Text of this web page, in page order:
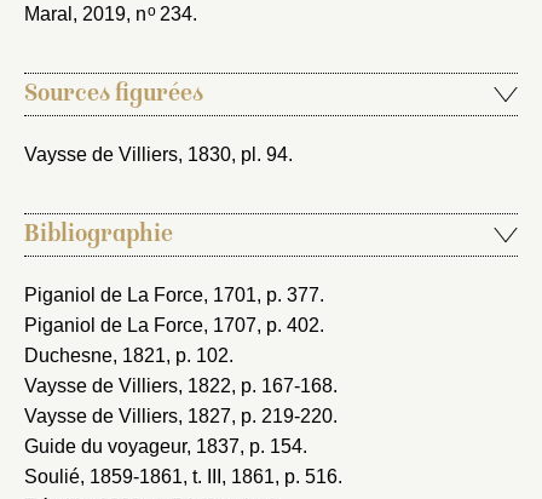
Maral, 2019, no234.
Sources figurées
Vaysse de Villiers, 1830, pl. 94.
Bibliographie
Piganiol de La Force, 1701, p. 377.
Piganiol de La Force, 1707, p. 402.
Duchesne, 1821, p. 102.
Vaysse de Villiers, 1822, p. 167-168.
Vaysse de Villiers, 1827, p. 219-220.
Guide du voyageur, 1837, p. 154.
Soulié, 1859-1861, t. III, 1861, p. 516.